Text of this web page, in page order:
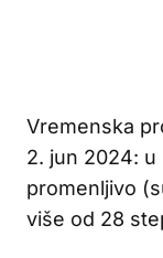
Vremenska
2. jun 2024:
promenljivo
više od 28